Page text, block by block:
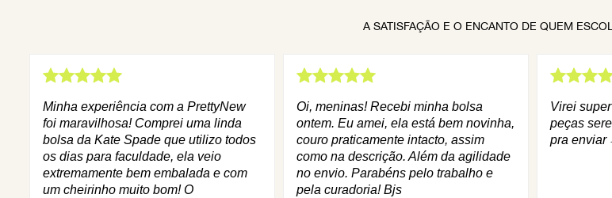
A SATISFAÇÃO E O ENCANTO DE QUEM
Minha experiência com a PrettyNew
foi maravilhosa! Comprei uma linda
bolsa da Kate Spade que utilizo todos
os dias para faculdade, ela veio
extremamente bem embalada e com
um cheirinho muito bom! O
Oi, meninas! Recebi minha bolsa
ontem. Eu amei, ela está bem novinha,
couro praticamente intacto, assim
como na descrição. Além da agilidade
no envio. Parabéns pelo trabalho e
pela curadoria! Bjs
Virei
peças
pra enviar